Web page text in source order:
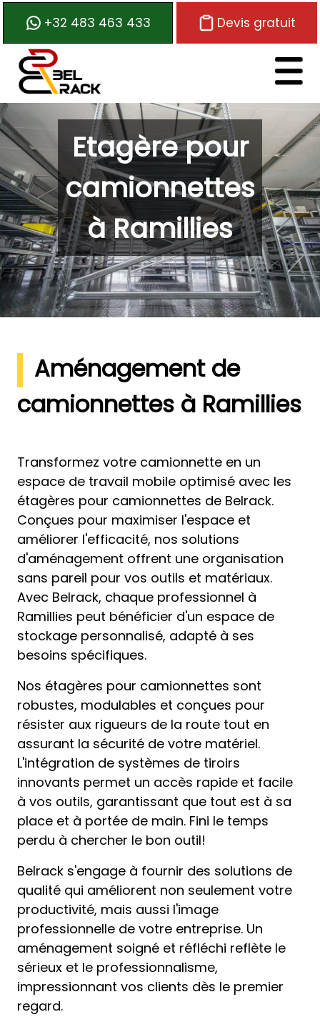
+32 483 463 433 Devis gratuit
Logo de Belrack
Etagère pour
camionnettes
à Ramillies
Aménagement de
camionnettes à Ramillies
Transformez votre camionnette en un
espace de travail mobile optimisé avec les
étagères pour camionnettes de Belrack.
Conçues pour maximiser l'espace et
améliorer l'efficacité, nos solutions
d'aménagement offrent une organisation
sans pareil pour vos outils et matériaux.
Avec Belrack, chaque professionnel à
Ramillies peut bénéficier d'un espace de
stockage personnalisé, adapté à ses
besoins spécifiques.
Nos étagères pour camionnettes sont
robustes, modulables et conçues pour
résister aux rigueurs de la route tout en
assurant la sécurité de votre matériel.
L'intégration de systèmes de tiroirs
innovants permet un accès rapide et facile
à vos outils, garantissant que tout est à sa
place et à portée de main. Fini le temps
perdu à chercher le bon outil!
Belrack s'engage à fournir des solutions de
qualité qui améliorent non seulement votre
productivité, mais aussi l'image
professionnelle de votre entreprise. Un
aménagement soigné et réfléchi reflète le
sérieux et le professionnalisme,
impressionnant vos clients dès le premier
regard.